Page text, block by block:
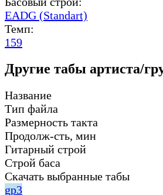
EADG (Standart)
Темп:
159
Другие табы артиста/
Название
Тип файла
Размерность такта
Продолж-сть, мин
Гитарный строй
Строй баса
Скачать выбранные табы
gp3